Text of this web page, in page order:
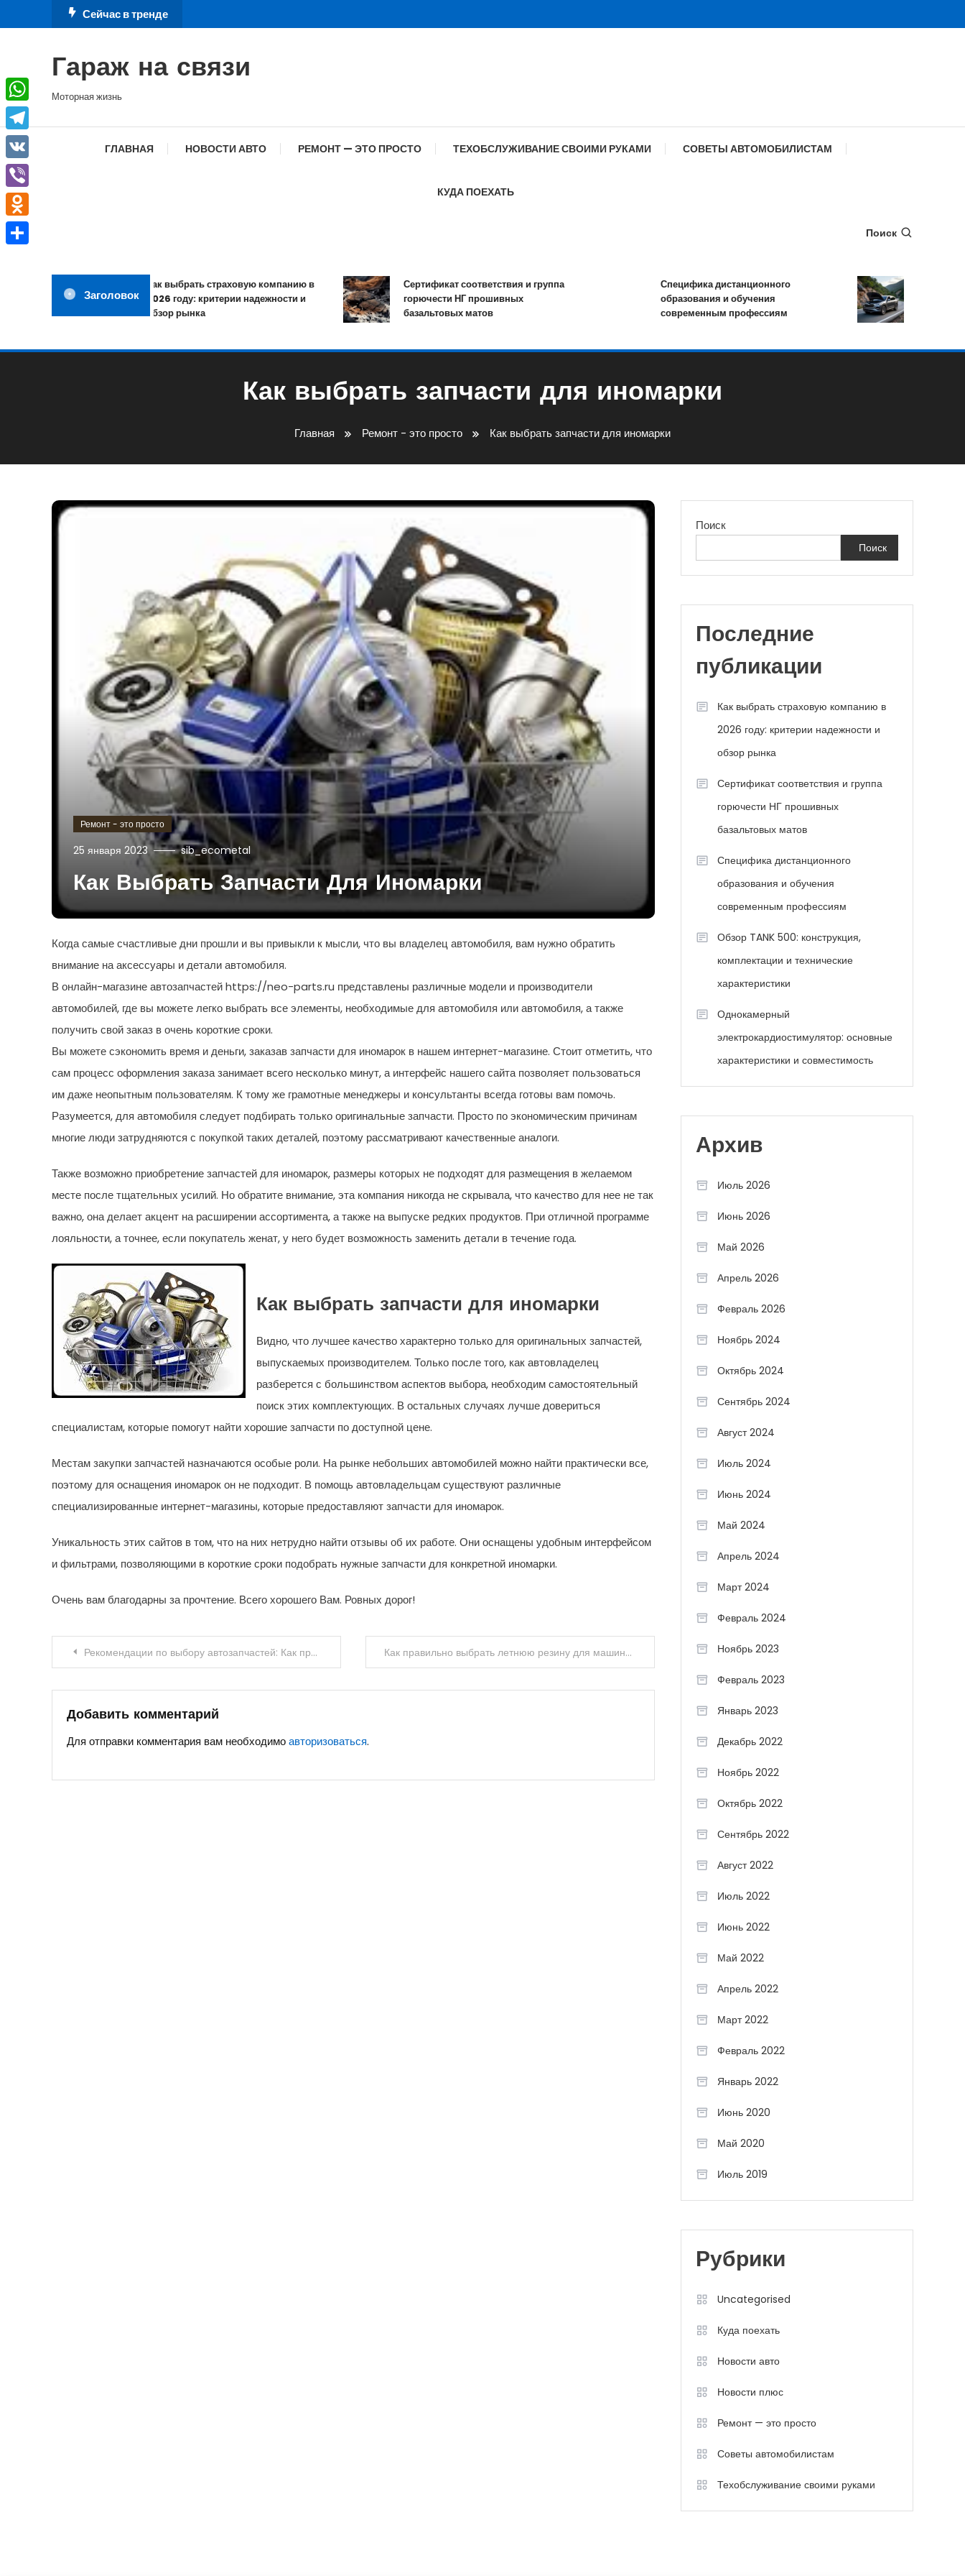
к
Сейчас в тренде
Гараж на связи
Моторная жизнь
ГЛАВНАЯ НОВОСТИ АВТО РЕМОНТ — ЭТО ПРОСТО ТЕХОБСЛУЖИВАНИЕ СВОИМИ РУКАМИ СОВЕТЫ АВТОМОБИЛИСТАМ
КУДА ПОЕХАТЬ
Поиск
Заголовок
Как выбрать страховую компанию в
2026 году: критерии надежности и
обзор рынка
Сертификат соответствия и группа
горючести НГ прошивных
базальтовых матов
Специфика дистанционного
образования и обучения
современным профессиям
Обзор TANK
комплектации
Как выбрать запчасти для иномарки
Главная Ремонт - это просто Как выбрать запчасти для иномарки
Ремонт - это просто
25 января 2023 sib_ecometal
Как Выбрать Запчасти Для Иномарки
Когда самые счастливые дни прошли и вы привыкли к мысли, что вы владелец автомобиля, вам нужно обратить
внимание на аксессуары и детали автомобиля.
В онлайн-магазине автозапчастей https://neo-parts.ru представлены различные модели и производители
автомобилей, где вы можете легко выбрать все элементы, необходимые для автомобиля или автомобиля, а также
получить свой заказ в очень короткие сроки.
Вы можете сэкономить время и деньги, заказав запчасти для иномарок в нашем интернет-магазине. Стоит отметить, что
сам процесс оформления заказа занимает всего несколько минут, а интерфейс нашего сайта позволяет пользоваться
им даже неопытным пользователям. К тому же грамотные менеджеры и консультанты всегда готовы вам помочь.
Разумеется, для автомобиля следует подбирать только оригинальные запчасти. Просто по экономическим причинам
многие люди затрудняются с покупкой таких деталей, поэтому рассматривают качественные аналоги.
Также возможно приобретение запчастей для иномарок, размеры которых не подходят для размещения в желаемом
месте после тщательных усилий. Но обратите внимание, эта компания никогда не скрывала, что качество для нее не так
важно, она делает акцент на расширении ассортимента, а также на выпуске редких продуктов. При отличной программе
лояльности, а точнее, если покупатель женат, у него будет возможность заменить детали в течение года.
Как выбрать запчасти для иномарки
Видно, что лучшее качество характерно только для оригинальных запчастей,
выпускаемых производителем. Только после того, как автовладелец
разберется с большинством аспектов выбора, необходим самостоятельный
поиск этих комплектующих. В остальных случаях лучше довериться
специалистам, которые помогут найти хорошие запчасти по доступной цене.
Местам закупки запчастей назначаются особые роли. На рынке небольших автомобилей можно найти практически все,
поэтому для оснащения иномарок он не подходит. В помощь автовладельцам существуют различные
специализированные интернет-магазины, которые предоставляют запчасти для иномарок.
Уникальность этих сайтов в том, что на них нетрудно найти отзывы об их работе. Они оснащены удобным интерфейсом
и фильтрами, позволяющими в короткие сроки подобрать нужные запчасти для конкретной иномарки.
Очень вам благодарны за прочтение. Всего хорошего Вам. Ровных дорог!
Навигация
записям
Рекомендации по выбору автозапчастей: Как правильно выбрать запчасти для автомобиля Как правильно выбрать летнюю резину для машины?
Добавить комментарий
Для отправки комментария вам необходимоавторизоваться.
Поиск
Поиск
Последние
публикации
Как выбрать страховую компанию в
2026 году: критерии надежности и
обзор рынка
Сертификат соответствия и группа
горючести НГ прошивных
базальтовых матов
Специфика дистанционного
образования и обучения
современным профессиям
Обзор TANK 500: конструкция,
комплектации и технические
характеристики
Однокамерный
электрокардиостимулятор: основные
характеристики и совместимость
Архив
Июль 2026
Июнь 2026
Май 2026
Апрель 2026
Февраль 2026
Ноябрь 2024
Октябрь 2024
Сентябрь 2024
Август 2024
Июль 2024
Июнь 2024
Май 2024
Апрель 2024
Март 2024
Февраль 2024
Ноябрь 2023
Февраль 2023
Январь 2023
Декабрь 2022
Ноябрь 2022
Октябрь 2022
Сентябрь 2022
Август 2022
Июль 2022
Июнь 2022
Май 2022
Апрель 2022
Март 2022
Февраль 2022
Январь 2022
Июнь 2020
Май 2020
Июль 2019
Рубрики
Uncategorised
Куда поехать
Новости авто
Новости плюс
Ремонт — это просто
Советы автомобилистам
Техобслуживание своими руками
WhatsApp
Telegram
VK
Viber
Odnoklassniki